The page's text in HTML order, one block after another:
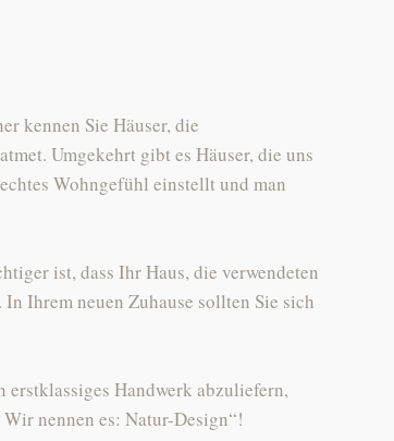
kennen Sie Häuser, die
Umgekehrt gibt es Häuser, die uns
Wohngefühl einstellt und man
ist, dass Ihr Haus, die verwendeten
Ihrem neuen Zuhause sollten Sie sich
Handwerk abzuliefern,
nennen es: Natur-Design“!